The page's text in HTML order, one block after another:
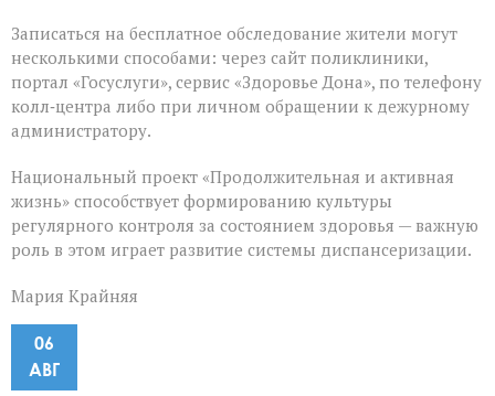
Записаться на бесплатное обследование жители могут
несколькими способами: через сайт поликлиники,
портал «Госуслуги», сервис «Здоровье Дона», по телефону
колл‑центра либо при личном обращении к дежурному
администратору.
Национальный проект «Продолжительная и активная
жизнь» способствует формированию культуры
регулярного контроля за состоянием здоровья — важную
роль в этом играет развитие системы диспансеризации.
Мария Крайняя
06
АВГ